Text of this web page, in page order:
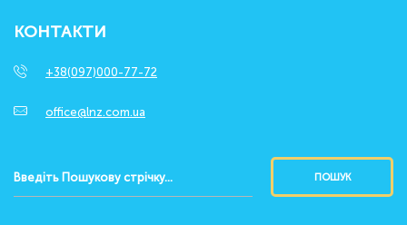
КОНТАКТИ
+38(097)000-77-72
office@lnz.com.ua
ПОШУК